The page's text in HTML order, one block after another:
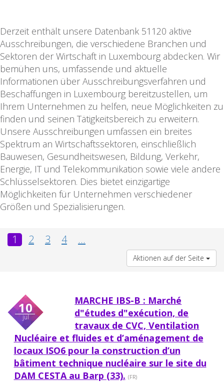
Derzeit enthält unsere Datenbank 51120 aktive
Ausschreibungen, die verschiedene Branchen und
Sektoren der Wirtschaft in Luxembourg abdecken. Wir
bemühen uns, umfassende und aktuelle
Informationen über Ausschreibungsverfahren und
Beschaffungen in Luxembourg bereitzustellen, um
Ihrem Unternehmen zu helfen, neue Möglichkeiten zu
finden und seinen Tätigkeitsbereich zu erweitern.
Unsere Ausschreibungen umfassen ein breites
Spektrum an Wirtschaftssektoren, einschließlich
Bauwesen, Gesundheitswesen, Bildung, Verkehr,
Energie, IT und Telekommunikation sowie viele andere
Schlüsselsektoren. Dies bietet einzigartige
Möglichkeiten für Unternehmen verschiedener
Größen und Spezialisierungen.
1 2 3 4 ...
Aktionen auf der Seite
10
jul
MARCHE IBS-B : Marché
d"études d"exécution, de
travaux de CVC, Ventilation
Nucléaire et fluides et d’aménagement de
locaux ISO6 pour la construction d’un
bâtiment technique nucléaire sur le site du
DAM CESTA au Barp (33). (FR)